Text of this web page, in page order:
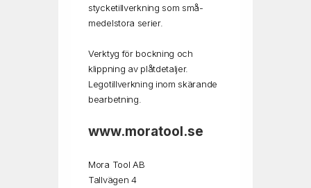
stycketillverkning som små-
medelstora serier.
Verktyg för bockning och
klippning av plåtdetaljer.
Legotillverkning inom skärande
bearbetning.
www.moratool.se
Mora Tool AB
Tallvägen 4